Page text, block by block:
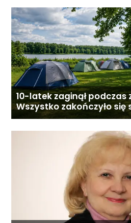
10-latek zaginął podczas
Wszystko zakończyło się